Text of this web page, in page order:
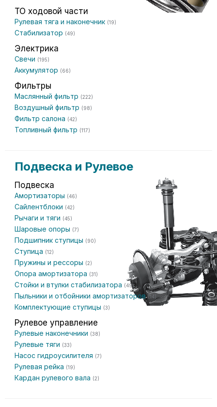
ТО ходовой части
Рулевая тяга и наконечник (19)
Стабилизатор (49)
Электрика
Свечи (195)
Аккумулятор (66)
Фильтры
Маслянный фильтр (222)
Воздушный фильтр (98)
Фильтр салона (42)
Топливный фильтр (117)
Подвеска и Рулевое
Подвеска
Амортизаторы (46)
Сайлентблоки (42)
Рычаги и тяги (45)
Шаровые опоры (7)
Подшипник ступицы (90)
Ступица (12)
Пружины и рессоры (2)
Опора амортизатора (31)
Стойки и втулки стабилизатора (49)
Пыльники и отбойники амортизаторов(14)
Комплектующие ступицы (3)
Рулевое управление
Рулевые наконечники (38)
Рулевые тяги (33)
Насос гидроусилителя (7)
Рулевая рейка (19)
Кардан рулевого вала (2)